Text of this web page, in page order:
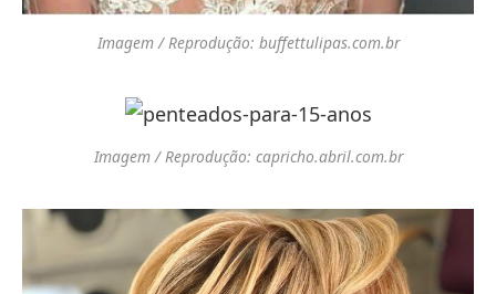
Imagem / Reprodução: buffettulipas.com.br
Imagem / Reprodução: capricho.abril.com.br